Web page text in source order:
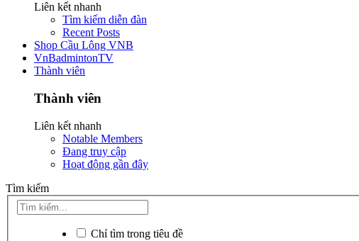
Liên kết nhanh
Tìm kiếm diễn đàn
Recent Posts
Shop Cầu Lông VNB
VnBadmintonTV
Thành viên
Thành viên
Liên kết nhanh
Notable Members
Đang truy cập
Hoạt động gần đây
Tìm kiếm
Chỉ tìm trong tiêu đề